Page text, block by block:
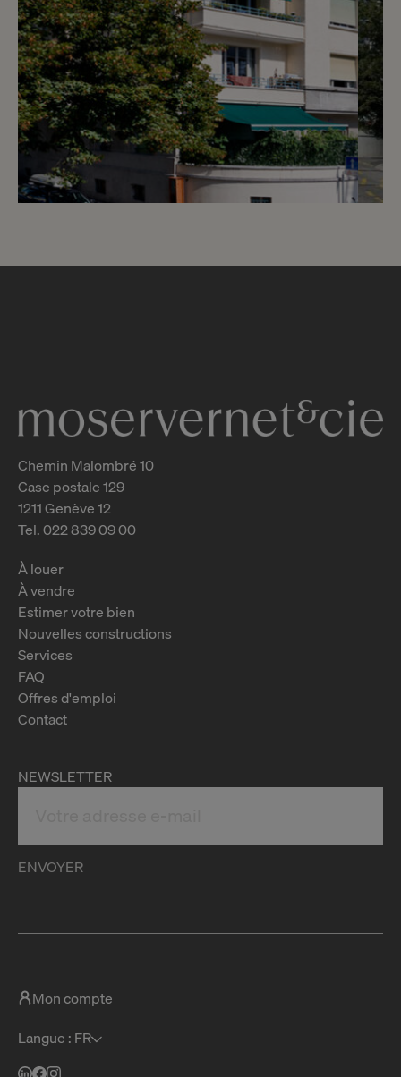
Chemin Malombré 10
Case postale 129
1211 Genève 12
Tel. 022 839 09 00
À louer
À vendre
Estimer votre bien
Nouvelles constructions
Services
FAQ
Offres d'emploi
Contact
NEWSLETTER
ENVOYER
Mon compte
Langue : FR